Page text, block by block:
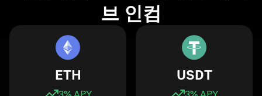
브 인컴
ETH
3% APY
USDT
3% APY